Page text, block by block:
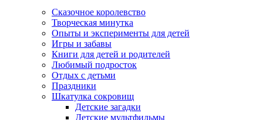
Сказочное королевство
Творческая минутка
Опыты и эксперименты для детей
Игры и забавы
Книги для детей и родителей
Любимый подросток
Отдых с детьми
Праздники
Шкатулка сокровищ
Детские загадки
Детские мультфильмы